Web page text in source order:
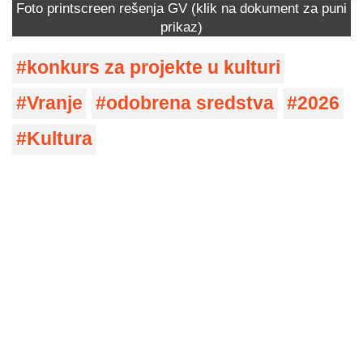
Foto printscreen rešenja GV (klik na dokument za puni
prikaz)
konkurs za projekte u kulturi
Vranje
odobrena sredstva
2026
Kultura